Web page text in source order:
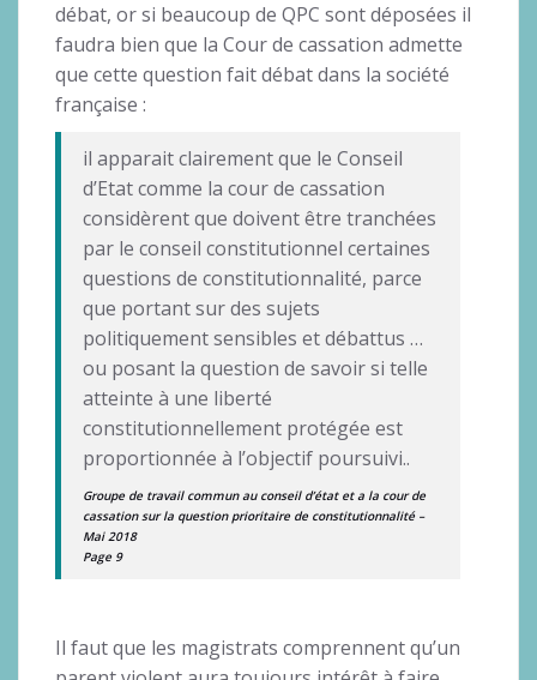
débat, or si beaucoup de QPC sont déposées il
faudra bien que la Cour de cassation admette
que cette question fait débat dans la société
française :
il apparait clairement que le Conseil
d’Etat comme la cour de cassation
considèrent que doivent être tranchées
par le conseil constitutionnel certaines
questions de constitutionnalité, parce
que portant sur des sujets
politiquement sensibles et débattus …
ou posant la question de savoir si telle
atteinte à une liberté
constitutionnellement protégée est
proportionnée à l’objectif poursuivi..
Groupe de travail commun au conseil d’état et a la cour de
cassation sur la question prioritaire de constitutionnalité –
Mai 2018
Page 9
Il faut que les magistrats comprennent qu’un